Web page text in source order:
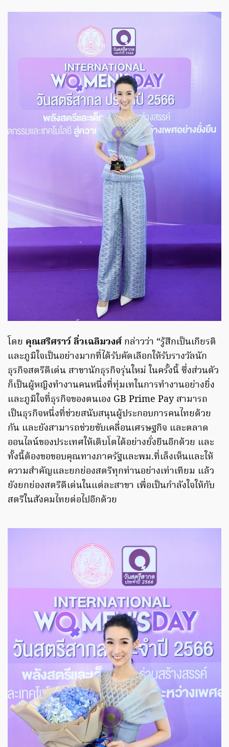
​โดย คุณสริศราว์ ลิ่วเฉลิมวงศ์ กล่าวว่า “รู้สึกเป็นเกียรติ
และภูมิใจเป็นอย่างมากที่ได้รับคัดเลือกให้รับรางวัลนัก
ธุรกิจสตรีดีเด่น สาขานักธุรกิจรุ่นใหม่ ในครั้งนี้ ซึ่งส่วนตัว
ก็เป็นผู้หญิงทำงานคนหนึ่งที่ทุ่มเทในการทำงานอย่างยิ่ง
และภูมิใจที่ธุรกิจของตนเอง GB Prime Pay สามารถ
เป็นธุรกิจหนึ่งที่ช่วยสนับสนุนผู้ประกอบการคนไทยด้วย
กัน และยังสามารถช่วยขับเคลื่อนเศรษฐกิจ และตลาด
ออนไลน์ของประเทศให้เติบโตได้อย่างยั่งยืนอีกด้วย และ
ทั้งนี้ต้องขอขอบคุณทางภาครัฐและพม.ที่เล็งเห็นและให้
ความสำคัญและยกย่องสตรีทุกท่านอย่างเท่าเทียม แล้ว
ยังยกย่องสตรีดีเด่นในแต่ละสาขา เพื่อเป็นกำลังใจให้กับ
สตรีในสังคมไทยต่อไปอีกด้วย